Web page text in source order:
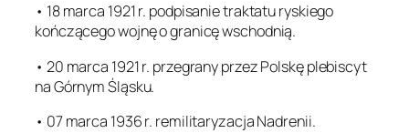
• 18 marca 1921 r. podpisanie traktatu ryskiego
kończącego wojnę o granicę wschodnią.
• 20 marca 1921 r. przegrany przez Polskę plebiscyt
na Górnym Śląsku.
• 07 marca 1936 r. remilitaryzacja Nadrenii.